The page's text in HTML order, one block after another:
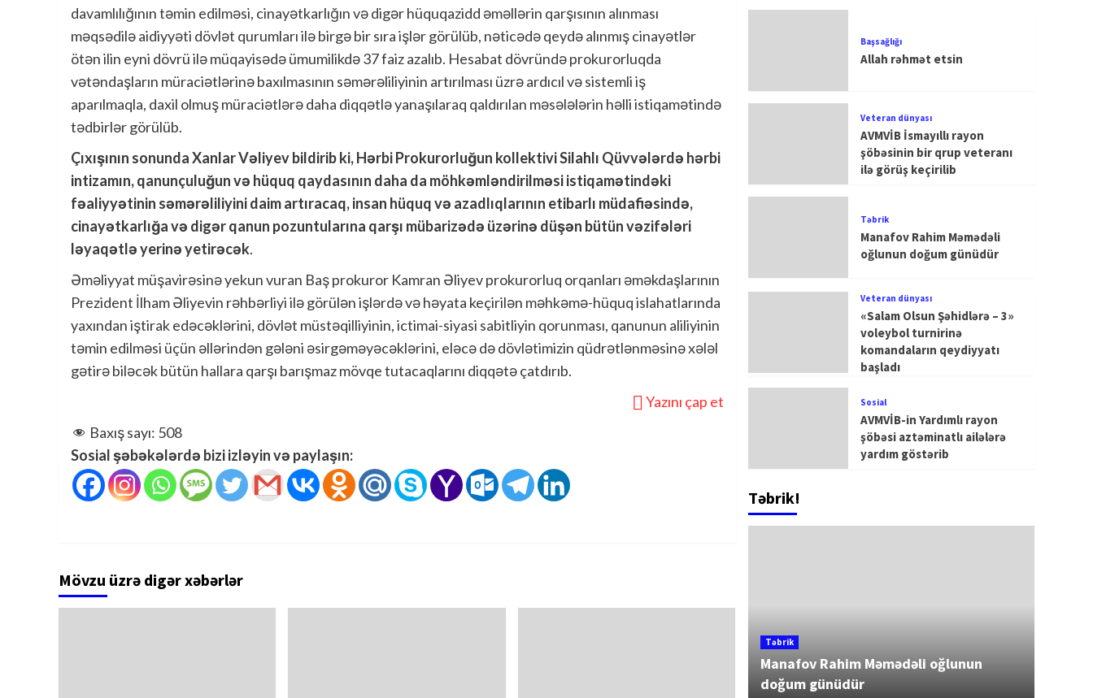
davamlılığının təmin edilməsi, cinayətkarlığın və digər hüquqazidd əməllərin qarşısının alınması
məqsədilə aidiyyəti dövlət qurumları ilə birgə bir sıra işlər görülüb, nəticədə qeydə alınmış cinayətlər
ötən ilin eyni dövrü ilə müqayisədə ümumilikdə 37 faiz azalıb. Hesabat dövründə prokurorluqda
vətəndaşların müraciətlərinə baxılmasının səmərəliliyinin artırılması üzrə ardıcıl və sistemli iş
aparılmaqla, daxil olmuş müraciətlərə daha diqqətlə yanaşılaraq qaldırılan məsələlərin həlli istiqamətində
tədbirlər görülüb.
Çıxışının sonunda Xanlar Vəliyev bildirib ki, Hərbi Prokurorluğun kollektivi Silahlı Qüvvələrdə hərbi
intizamın, qanunçuluğun və hüquq qaydasının daha da möhkəmləndirilməsi istiqamətindəki
fəaliyyətinin səmərəliliyini daim artıracaq, insan hüquq və azadlıqlarının etibarlı müdafiəsində,
cinayətkarlığa və digər qanun pozuntularına qarşı mübarizədə üzərinə düşən bütün vəzifələri
ləyaqətlə yerinə yetirəcək.
Əməliyyat müşavirəsinə yekun vuran Baş prokuror Kamran Əliyev prokurorluq orqanları əməkdaşlarının
Prezident İlham Əliyevin rəhbərliyi ilə görülən işlərdə və həyata keçirilən məhkəmə-hüquq islahatlarında
yaxından iştirak edəcəklərini, dövlət müstəqilliyinin, ictimai-siyasi sabitliyin qorunması, qanunun aliliyinin
təmin edilməsi üçün əllərindən gələni əsirgəməyəcəklərini, eləcə də dövlətimizin qüdrətlənməsinə xələl
gətirə biləcək bütün hallara qarşı barışmaz mövqe tutacaqlarını diqqətə çatdırıb.
Yazını çap et
Baxış sayı: 508
Sosial şəbəkələrdə bizi izləyin və paylaşın:
Mövzu üzrə digər xəbərlər
Başsağlığı
Allah rəhmət etsin
Veteran dünyası
AVMVİB İsmayıllı rayon
şöbəsinin bir qrup veteranı
ilə görüş keçirilib
Təbrik
Manafov Rahim Məmədəli
oğlunun doğum günüdür
Veteran dünyası
«Salam Olsun Şəhidlərə – 3»
voleybol turnirinə
komandaların qeydiyyatı
başladı
Sosial
AVMVİB-in Yardımlı rayon
şöbəsi aztəminatlı ailələrə
yardım göstərib
Təbrik!
Təbrik
Manafov Rahim Məmədəli oğlunun
doğum günüdür